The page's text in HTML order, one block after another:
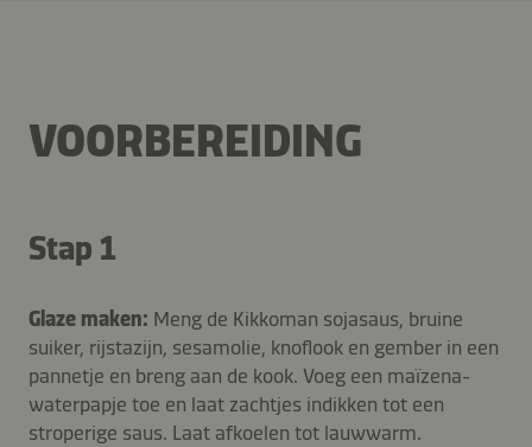
VOORBEREIDING
Stap 1
Glaze maken: Meng de Kikkoman sojasaus, bruine
suiker, rijstazijn, sesamolie, knoflook en gember in een
pannetje en breng aan de kook. Voeg een maïzena-
waterpapje toe en laat zachtjes indikken tot een
stroperige saus. Laat afkoelen tot lauwwarm.